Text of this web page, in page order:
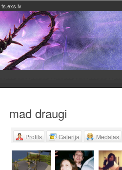
ts.exs.lv
mad draugi
Profils Galerija Medaļas